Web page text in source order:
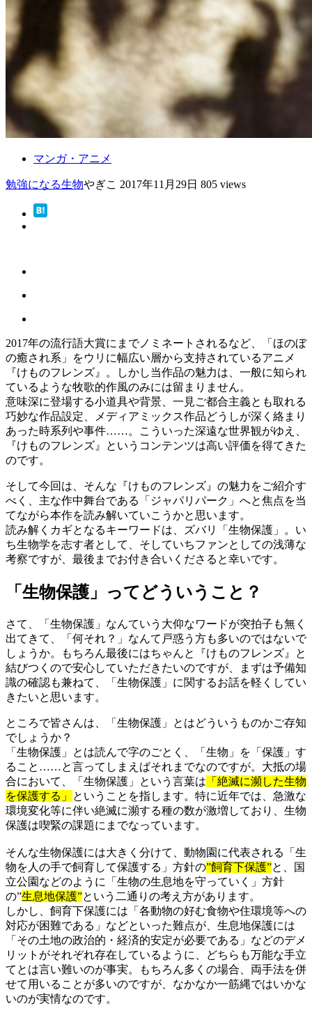
マンガ・アニメ
勉強になる生物やぎこ 2017年11月29日 805 views
2017年の流行語大賞にまでノミネートされるなど、「ほのぼ
の癒され系」をウリに幅広い層から支持されているアニメ
『けものフレンズ』。しかし当作品の魅力は、一般に知られ
ているような牧歌的作風のみには留まりません。
意味深に登場する小道具や背景、一見ご都合主義とも取れる
巧妙な作品設定、メディアミックス作品どうしが深く絡まり
あった時系列や事件……。こういった深遠な世界観がゆえ、
『けものフレンズ』というコンテンツは高い評価を得てきた
のです。
そして今回は、そんな『けものフレンズ』の魅力をご紹介す
べく、主な作中舞台である「ジャパリパーク」へと焦点を当
てながら本作を読み解いていこうかと思います。
読み解くカギとなるキーワードは、ズバリ「生物保護」。い
ち生物学を志す者として、そしていちファンとしての浅薄な
考察ですが、最後までお付き合いくださると幸いです。
「生物保護」ってどういうこと？
さて、「生物保護」なんていう大仰なワードが突拍子も無く
出てきて、「何それ？」なんて戸惑う方も多いのではないで
しょうか。もちろん最後にはちゃんと『けものフレンズ』と
結びつくので安心していただきたいのですが、まずは予備知
識の確認も兼ねて、「生物保護」に関するお話を軽くしてい
きたいと思います。
ところで皆さんは、「生物保護」とはどういうものかご存知
でしょうか？
「生物保護」とは読んで字のごとく、「生物」を「保護」す
ること……と言ってしまえばそれまでなのですが。大抵の場
合において、「生物保護」という言葉は 「絶滅に瀕した生物
を保護する」
ということを指します。特に近年では、急激な
環境変化等に伴い絶滅に瀕する種の数が激増しており、生物
保護は喫緊の課題にまでなっています。
そんな生物保護には大きく分けて、動物園に代表される「生
物を人の手で飼育して保護する」方針の”飼育下保護”と、国
立公園などのように「生物の生息地を守っていく」方針
の”生息地保護”という二通りの考え方があります。
しかし、飼育下保護には「各動物の好む食物や住環境等への
対応が困難である」などといった難点が、生息地保護には
「その土地の政治的・経済的安定が必要である」などのデメ
リットがそれぞれ存在しているように、どちらも万能な手立
てとは言い難いのが事実。もちろん多くの場合、両手法を併
せて用いることが多いのですが、なかなか一筋縄ではいかな
いのが実情なのです。